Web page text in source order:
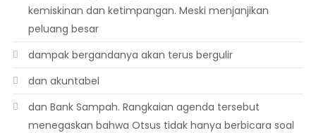
kemiskinan dan ketimpangan. Meski menjanjikan
peluang besar
dampak bergandanya akan terus bergulir
dan akuntabel
dan Bank Sampah. Rangkaian agenda tersebut
menegaskan bahwa Otsus tidak hanya berbicara soal